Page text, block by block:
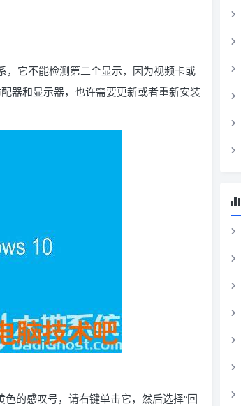
它不能检测第二个显示，因为视频卡或
器和显示器，也许需要更新或者重新安装
的感叹号，请右键单击它，然后选择“回